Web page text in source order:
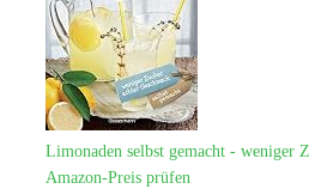
Limonaden selbst gemacht - weniger
Amazon-Preis prüfen